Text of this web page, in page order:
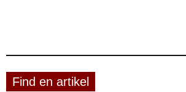
Find en artikel